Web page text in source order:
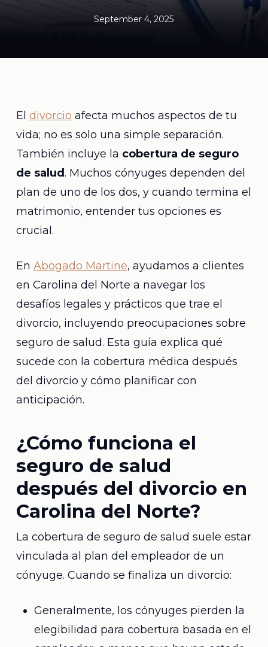
September 4, 2025
El divorcio afecta muchos aspectos de tu
vida; no es solo una simple separación.
También incluye la cobertura de seguro
de salud. Muchos cónyuges dependen del
plan de uno de los dos, y cuando termina el
matrimonio, entender tus opciones es
crucial.
En Abogado Martine, ayudamos a clientes
en Carolina del Norte a navegar los
desafíos legales y prácticos que trae el
divorcio, incluyendo preocupaciones sobre
seguro de salud. Esta guía explica qué
sucede con la cobertura médica después
del divorcio y cómo planificar con
anticipación.
¿Cómo funciona el
seguro de salud
después del divorcio en
Carolina del Norte?
La cobertura de seguro de salud suele estar
vinculada al plan del empleador de un
cónyuge. Cuando se finaliza un divorcio:
Generalmente, los cónyuges pierden la
elegibilidad para cobertura basada en el